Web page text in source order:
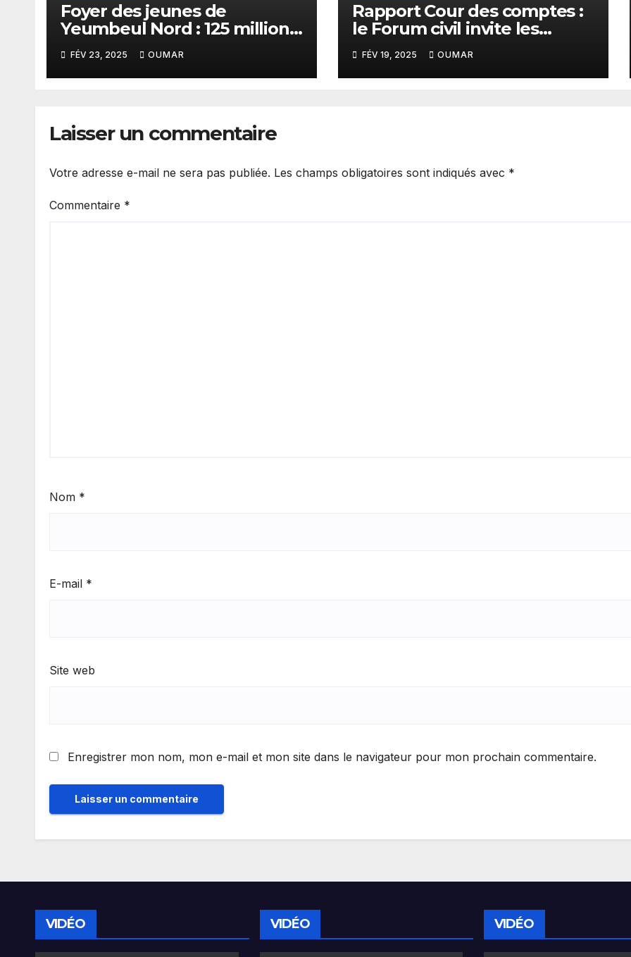
Foyer des jeunes de
Yeumbeul Nord : 125 millions
FCFA pour un bâtiment de
plus de 40 ans
FÉV 23, 2025 OUMAR
Rapport Cour des comptes :
le Forum civil invite les
citoyens à s’engager pour
que la lumière soit faite sur
les zones d’ombre
FÉV 19, 2025 OUMAR
Laisser un commentaire
Votre adresse e-mail ne sera pas publiée. Les champs obligatoires sont indiqués avec *
Commentaire *
Nom *
E-mail *
Site web
Enregistrer mon nom, mon e-mail et mon site dans le navigateur pour mon prochain commentaire.
VIDÉO VIDÉO VIDÉO